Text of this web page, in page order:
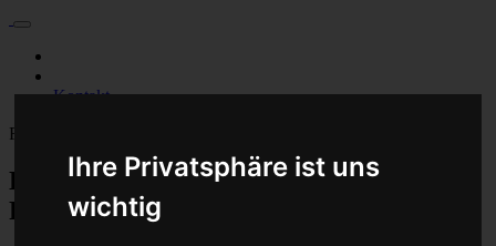
Ihre Privatsphäre ist uns
wichtig
Kontakt
Fahrzeugmarken
Baumaschine Pumpensteuergerät
Reparatur oder Austauschgerät KVA